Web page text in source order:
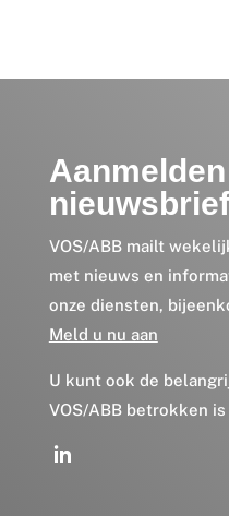
nieuwsbrief
VOS/ABB mailt
met nieuws en
onze diensten,
Meld u nu aan
U kunt ook de
VOS/ABB betrokken